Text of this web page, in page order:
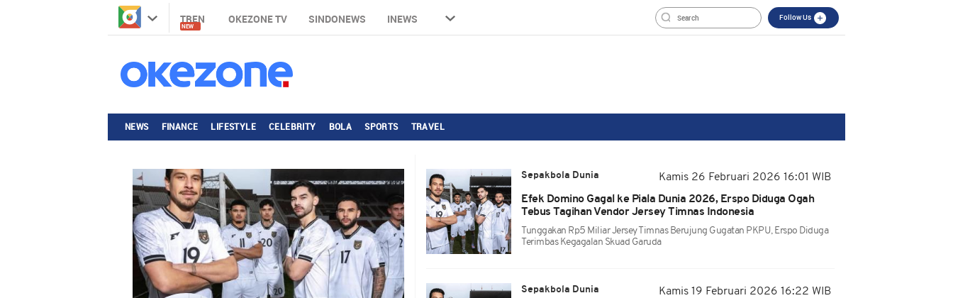
TREN
NEW
OKEZONE TV SINDONEWS INEWS Follow Us
NEWS FINANCE LIFESTYLE CELEBRITY BOLA SPORTS TRAVEL
Sepakbola Dunia
Kamis 26 Februari 2026 16:01 WIB
Efek Domino Gagal ke Piala Dunia 2026, Erspo Diduga Ogah
Tebus Tagihan Vendor Jersey Timnas Indonesia
Tunggakan Rp5 Miliar Jersey Timnas Berujung Gugatan PKPU, Erspo Diduga
Terimbas Kegagalan Skuad Garuda
Sepakbola Dunia
Kamis 19 Februari 2026 16:22 WIB